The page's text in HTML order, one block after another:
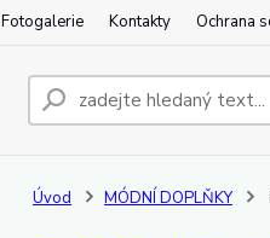
Fotogalerie Kontakty Ochrana
Úvod MÓDNÍ DOPLŇKY